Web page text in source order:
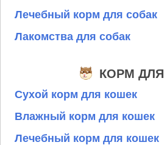
Лечебный корм для собак
Лакомства для собак
КОРМ
Сухой корм для кошек
Влажный корм для кошек
Лечебный корм для кошек